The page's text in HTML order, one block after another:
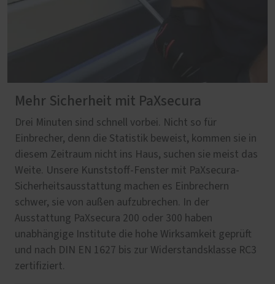
Mehr Sicherheit mit PaXsecura
Drei Minuten sind schnell vorbei. Nicht so für
Einbrecher, denn die Statistik beweist, kommen sie in
diesem Zeitraum nicht ins Haus, suchen sie meist das
Weite. Unsere Kunststoff-Fenster mit PaXsecura-
Sicherheitsausstattung machen es Einbrechern
schwer, sie von außen aufzubrechen. In der
Ausstattung PaXsecura 200 oder 300 haben
unabhängige Institute die hohe Wirksamkeit geprüft
und nach DIN EN 1627 bis zur Widerstandsklasse RC3
zertifiziert.